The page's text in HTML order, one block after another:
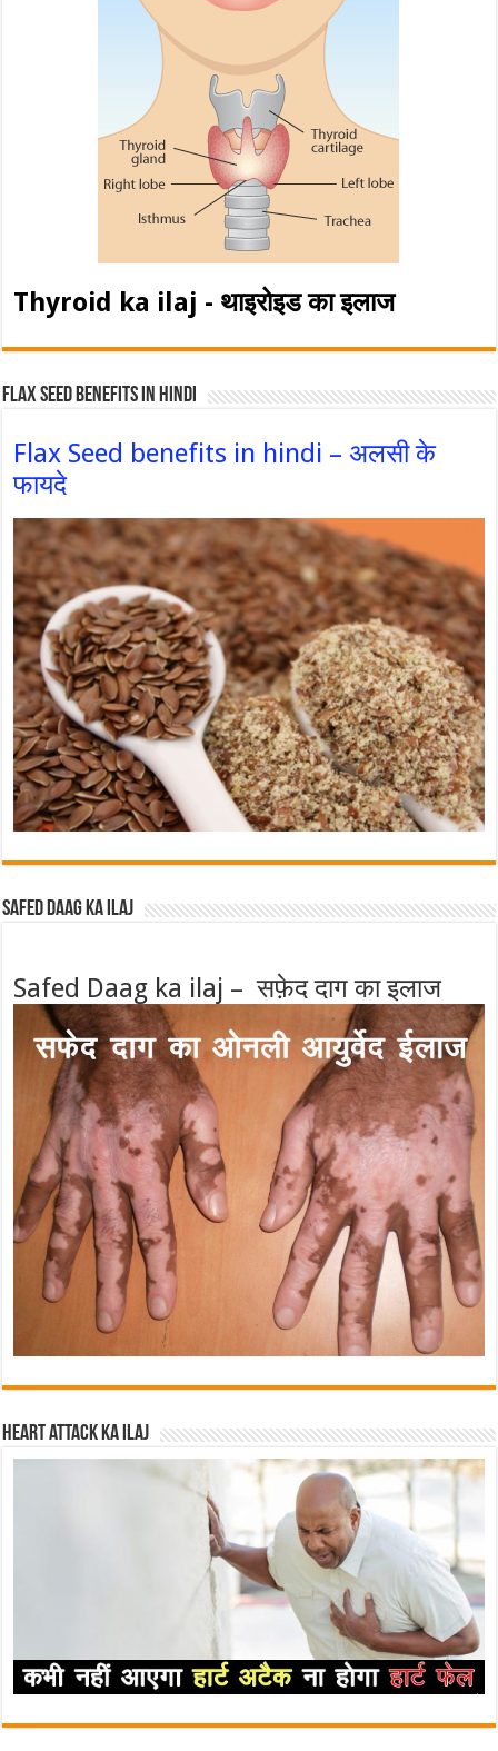
Thyroid ka ilaj - थाइरोइड का इलाज
Flax Seed Benefits in hindi
Flax Seed benefits in hindi – अलसी के
फायदे
Safed Daag ka ilaj
Safed Daag ka ilaj – सफ़ेद दाग का इलाज
Heart attack ka ilaj